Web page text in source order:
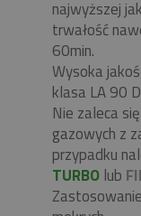
najwyższej
trwałość
60min.
Wysoka
klasa LA 90
Nie zaleca
gazowych z
przypadku
TURBO lub